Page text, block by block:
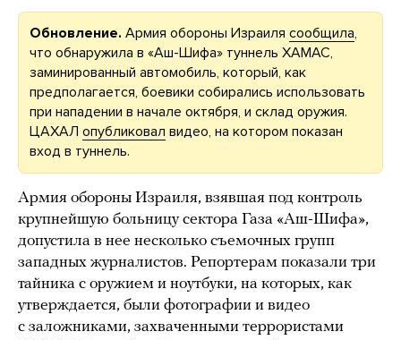
Обновление. Армия обороны Израиля сообщила,
что обнаружила в «Аш-Шифа» туннель ХАМАС,
заминированный автомобиль, который, как
предполагается, боевики собирались использовать
при нападении в начале октября, и склад оружия.
ЦАХАЛ опубликовал видео, на котором показан
вход в туннель.
Армия обороны Израиля, взявшая под контроль
крупнейшую больницу сектора Газа «Аш-Шифа»,
допустила в нее несколько съемочных групп
западных журналистов. Репортерам показали три
тайника с оружием и ноутбуки, на которых, как
утверждается, были фотографии и видео
с заложниками, захваченными террористами